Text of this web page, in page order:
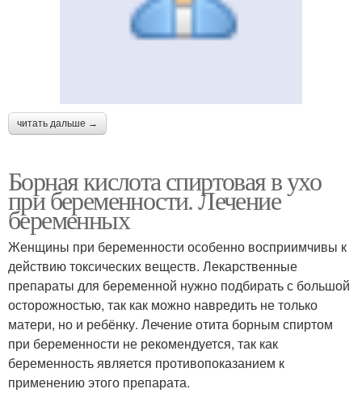
читать дальше →
Борная кислота спиртовая в ухо
при беременности. Лечение
беременных
Женщины при беременности особенно восприимчивы к
действию токсических веществ. Лекарственные
препараты для беременной нужно подбирать с большой
осторожностью, так как можно навредить не только
матери, но и ребёнку. Лечение отита борным спиртом
при беременности не рекомендуется, так как
беременность является противопоказанием к
применению этого препарата.